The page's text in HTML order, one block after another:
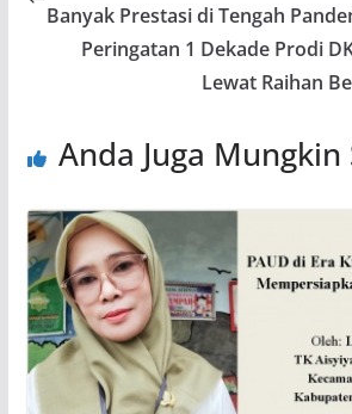
Banyak Prestasi di Tengah
Peringatan 1 Dekade Prodi
Lewat Raihan
Anda Juga Mungkin